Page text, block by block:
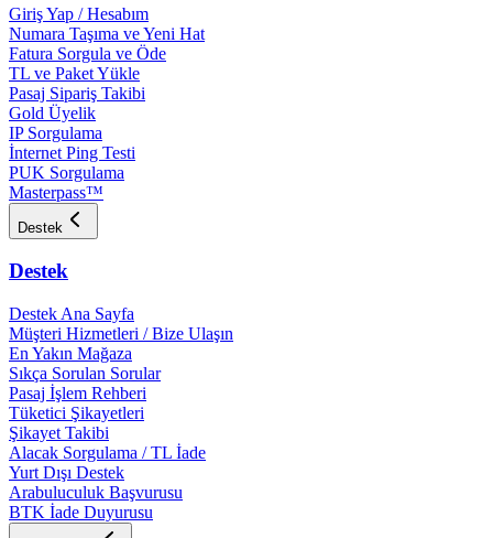
Giriş Yap / Hesabım
Numara Taşıma ve Yeni Hat
Fatura Sorgula ve Öde
TL ve Paket Yükle
Pasaj Sipariş Takibi
Gold Üyelik
IP Sorgulama
İnternet Ping Testi
PUK Sorgulama
Masterpass™
Destek
Destek
Destek Ana Sayfa
Müşteri Hizmetleri / Bize Ulaşın
En Yakın Mağaza
Sıkça Sorulan Sorular
Pasaj İşlem Rehberi
Tüketici Şikayetleri
Şikayet Takibi
Alacak Sorgulama / TL İade
Yurt Dışı Destek
Arabuluculuk Başvurusu
BTK İade Duyurusu